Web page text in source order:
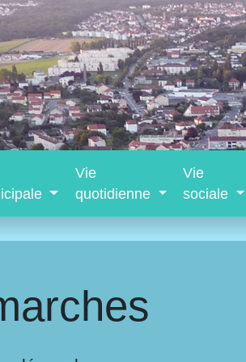
Vie
quotidienne
Vie
sociale